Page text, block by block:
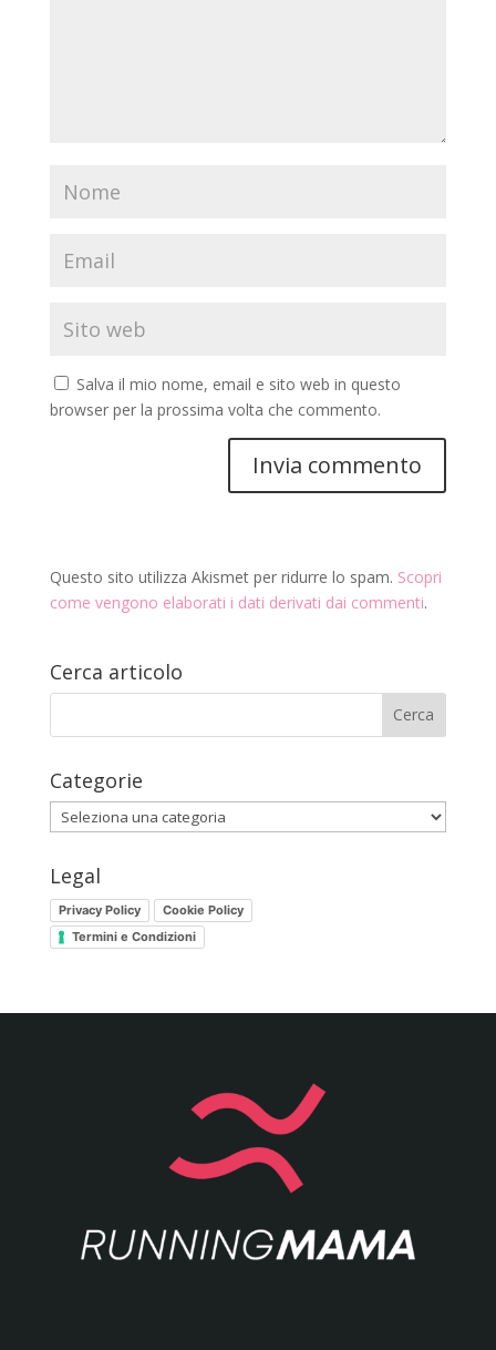
Salva il mio nome, email e sito web in questo
browser per la prossima volta che commento.
Questo sito utilizza Akismet per ridurre lo spam. Scopri
come vengono elaborati i dati derivati dai commenti.
Cerca articolo
Categorie
Categorie
Legal
Privacy Policy
Cookie Policy
Termini e Condizioni